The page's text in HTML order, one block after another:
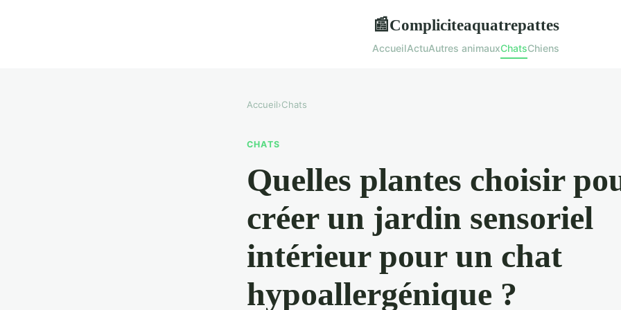
📰Compliciteaquatrepattes
AccueilActuAutres animauxChatsChiens
Accueil›Chats
CHATS
Quelles plantes choisir
créer un jardin sensoriel
intérieur pour un chat
hypoallergénique ?